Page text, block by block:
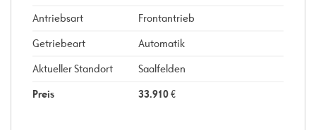
Antriebsart
Frontantrieb
Getriebeart
Automatik
Aktueller Standort
Saalfelden
Preis
33.910€